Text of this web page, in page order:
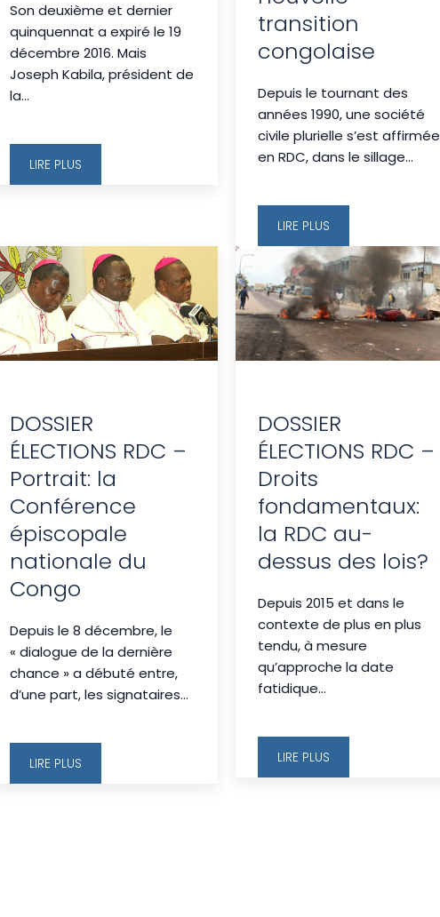
Son deuxième et dernier
quinquennat a expiré le 19
décembre 2016. Mais
Joseph Kabila, président de
la...
LIRE PLUS
transition
congolaise
Depuis le tournant des
années 1990, une société
civile plurielle s’est affirmée
en RDC, dans le sillage...
LIRE PLUS
DOSSIER
ÉLECTIONS RDC –
Portrait: la
Conférence
épiscopale
nationale du
Congo
Depuis le 8 décembre, le
« dialogue de la dernière
chance » a débuté entre,
d’une part, les signataires...
LIRE PLUS
DOSSIER
ÉLECTIONS RDC –
Droits
fondamentaux:
la RDC au-
dessus des lois?
Depuis 2015 et dans le
contexte de plus en plus
tendu, à mesure
qu’approche la date
fatidique...
LIRE PLUS